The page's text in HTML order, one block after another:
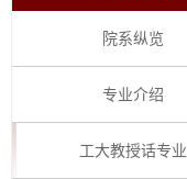
院系纵览
专业介绍
工大教授话专业